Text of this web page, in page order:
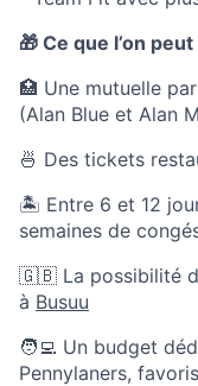
🎁 Ce que l’on
🏥 Une mutuelle
(Alan Blue et Alan
🍜 Des tickets
🏝 Entre 6 et 12
semaines de
🇬🇧 La possibilité
à Busuu
🧑‍💻 Un budget
Pennylaners,